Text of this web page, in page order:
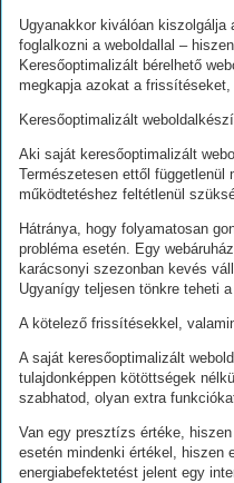
Ugyanakkor kiválóan
foglalkozni a weboldallal –
Keresőoptimalizált bérelhető
megkapja azokat a
Keresőoptimalizált
Aki saját keresőoptimalizált
Természetesen ettől
működtetéshez feltétlenül
Hátránya, hogy folyamatosan
probléma esetén. Egy
karácsonyi szezonban kevés
Ugyanígy teljesen tönkre teheti
A kötelező frissítésekkel,
A saját keresőoptimalizált
tulajdonképpen kötöttségek
szabhatod, olyan extra
Van egy presztízs értéke,
esetén mindenki értékel, hiszen
energiabefektetést jelent egy